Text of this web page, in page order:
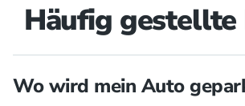
Häufig gestellte
Wo wird mein Auto